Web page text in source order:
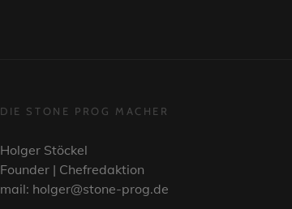
DIE STONE PROG MACHER
Holger Stöckel
Founder | Chefredaktion
mail: holger@stone-prog.de